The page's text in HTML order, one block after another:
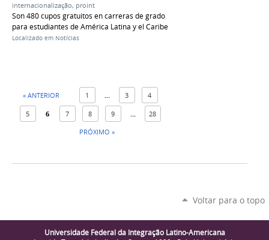
internacionalização, proint
Son 480 cupos gratuitos en carreras de grado
para estudiantes de América Latina y el Caribe
Localizado em Notícias
« ANTERIOR 1 3 4
5 6 7 8 9
28
PRÓXIMO »
Voltar para o topo
Universidade Federal da Integração Latino-Americana